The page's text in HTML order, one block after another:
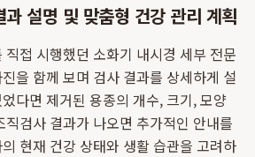
설명 및 맞춤형 건강 관리 계획
접 시행했던 소화기 내시경 세부 전문
을 함께 보며 검사 결과를 상세하게 설
다면 제거된 용종의 개수, 크기, 모양
검사 결과가 나오면 추가적인 안내를
현재 건강 상태와 생활 습관을 고려하